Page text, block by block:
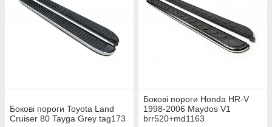
Бокові пороги Toyota Land
Cruiser 80 Tayga Grey tag173
Бокові пороги Honda HR-V
1998-2006 Maydos V1
brr520+md1163